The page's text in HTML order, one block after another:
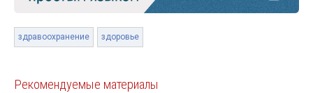
здравоохранение здоровье
Рекомендуемые материалы